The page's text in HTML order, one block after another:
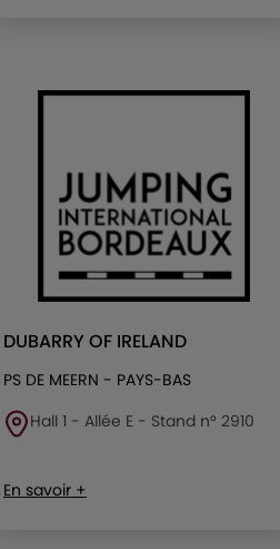
DUBARRY OF IRELAND
PS DE MEERN - PAYS-BAS
Hall 1 - Allée E - Stand n° 2910
En savoir +